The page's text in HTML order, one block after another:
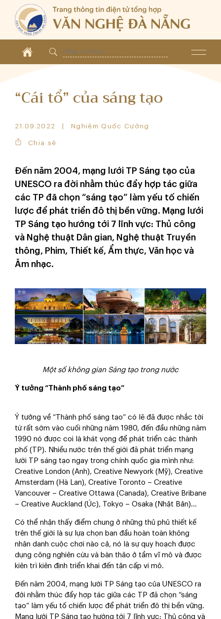
“Cái tổ” của sáng tạo
21.09.2022 Nghiêm Quốc Cường
Chia sẻ
Đến năm 2004, mạng lưới TP Sáng tạo của
UNESCO ra đời nhằm thúc đẩy hợp tác giữa
các TP đã chọn “sáng tạo” làm yếu tố chiến
lược để phát triển đô thị bền vững. Mạng lưới
TP Sáng tạo hướng tới 7 lĩnh vực: Thủ công
và Nghệ thuật Dân gian, Nghệ thuật Truyền
thông, Phim, Thiết kế, Ẩm thực, Văn học và
Âm nhạc.
Một số không gian Sáng tạo trong nước
Ý tưởng “Thành phố sáng tạo”
Ý tưởng về “Thành phố sáng tạo” có lẽ đã được nhắc tới
từ rất sớm vào cuối những năm 1980, đến đầu những năm
1990 nó được coi là khát vọng để phát triển các thành
phố (TP). Nhiều nước trên thế giới đã phát triển mạng
lưới TP sáng tạo ngay trong chính quốc gia mình như:
Creative London (Anh), Creative Newyork (Mỹ), Creative
Amsterdam (Hà Lan), Creative Toronto – Creative
Vancouver – Creative Ottawa (Canada), Creative Bribane
– Creative Auckland (Úc), Tokyo – Osaka (Nhật Bản)…
Có thể nhận thấy điểm chung ở những thủ phủ thiết kế
trên thế giới là sự lựa chọn ban đầu hoàn toàn không
nhân danh cuộc chơi nào cả, nó là sự quy hoạch được
dụng công nghiên cứu và bàn thảo ở tầm vĩ mô và được
kiên trì kiên định triển khai đến tận cấp vi mô.
Đến năm 2004, mạng lưới TP Sáng tạo của UNESCO ra
đời nhằm thúc đẩy hợp tác giữa các TP đã chọn “sáng
tạo” làm yếu tố chiến lược để phát triển đô thị bền vững.
Mạng lưới TP Sáng tạo hướng tới 7 lĩnh vực: Thủ công và